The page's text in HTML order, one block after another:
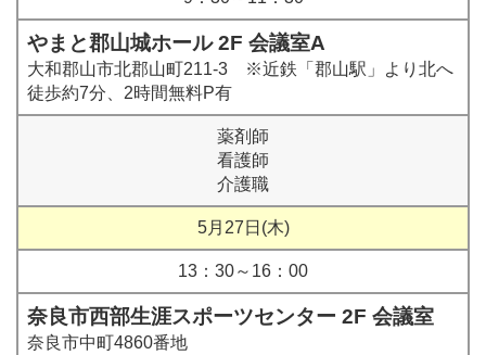
やまと郡山城ホール 2F 会議室A
大和郡山市北郡山町211-3 ※近鉄「郡山駅」より北へ
徒歩約7分、2時間無料P有
薬剤師
看護師
介護職
5月27日(木)
13：30～16：00
奈良市西部生涯スポーツセンター 2F 会議室
奈良市中町4860番地